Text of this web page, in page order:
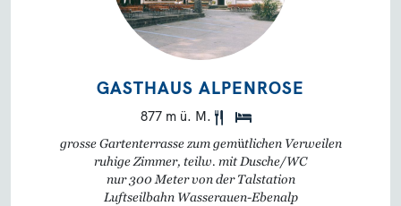
GASTHAUS ALPENROSE
877 m ü. M.
grosse Gartenterrasse zum gemütlichen Verweilen
ruhige Zimmer, teilw. mit Dusche/WC
nur 300 Meter von der Talstation
Luftseilbahn Wasserauen-Ebenalp